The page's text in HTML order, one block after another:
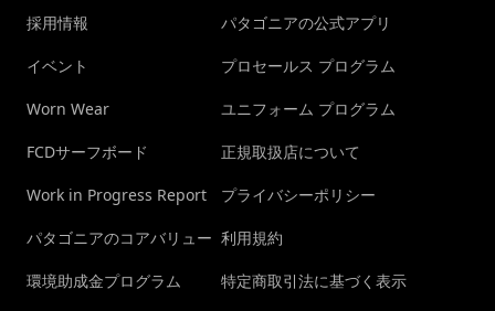
採用情報
イベント
Worn Wear
FCDサーフボード
Work in Progress Report
パタゴニアのコアバリュー
環境助成金プログラム
パタゴニアの公式アプリ
プロセールス プログラム
ユニフォーム プログラム
正規取扱店について
プライバシーポリシー
利用規約
特定商取引法に基づく表示